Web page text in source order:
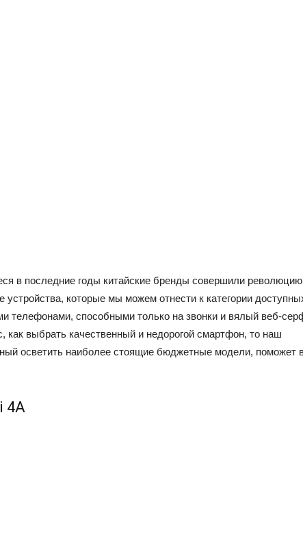
в последние годы китайские бренды совершили
устройства, которые мы можем отнести к категории
телефонами, способными только на звонки и вялый веб-
как выбрать качественный и недорогой смартфон, то наш
осветить наиболее стоящие бюджетные модели, поможет
4A